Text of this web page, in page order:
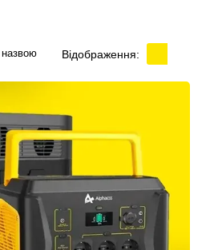
назвою Відображення: